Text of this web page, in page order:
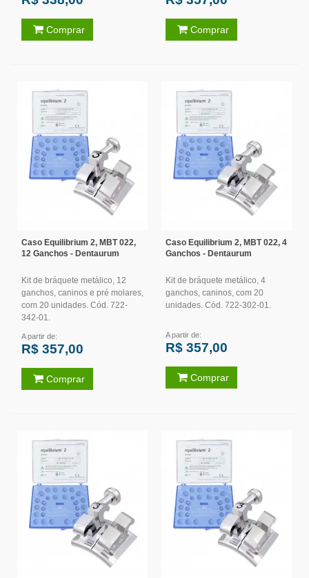
Comprar Comprar
Caso Equilibrium 2, MBT 022,
12 Ganchos - Dentaurum
Kit de bráquete metálico, 12
ganchos, caninos e pré molares,
com 20 unidades. Cód. 722-
342-01.
A partir de:
R$ 357,00
Comprar
Caso Equilibrium 2, MBT 022, 4
Ganchos - Dentaurum
Kit de bráquete metálico, 4
ganchos, caninos, com 20
unidades. Cód. 722-302-01.
A partir de:
R$ 357,00
Comprar